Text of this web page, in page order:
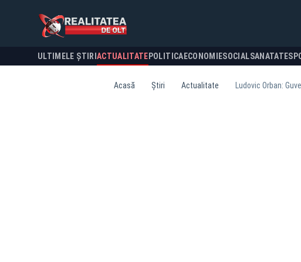
ULTIMELE ȘTIRI ACTUALITATE POLITICA ECONOMIESOCIALSANATATE
Acasă Știri Actualitate Ludovic Orban: